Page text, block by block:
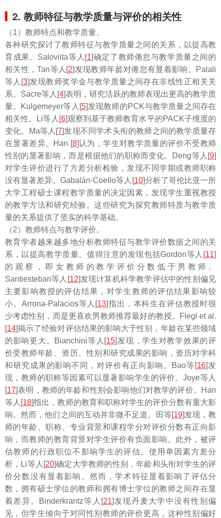
2. 教师特征与教学质量与评价的相关性
（1）教师特点和教学质量。
各种研究探讨了教师特征与教学质量之间的关系，以提高教
育成果。Saloviita等人[1]确定了教师倦怠与教学质量之间的
相关性，Tan等人[2]发现教师年龄对倦怠有显着影响。Palali
等人[3]发现教师奖学金与教学质量之间存在非线性正相关关
系。Sacre等人[4]表明，研究活跃的教师表现出更高的教学质
量。Kulgemeyer等人[5]发现教师的PCK与教学质量之间存在
相关性。Li等人[6]观察到基于教师教育水平的PACK子维度的
变化。Ma等人[7]发现不同学术头衔的教师之间的教学质量存
在显著差异。Han [8]认为，学生对教学质量的评价不受教师
性别的显著影响，而是根据他们的职称而变化。Deng等人[9]
对学生评价进行了方差分析检验，发现不同学期或教师职称
没有显著差异。Gabalán-Coello等人[10]分析了哥伦比亚一所
大学工程硕士课程教学质量的决定因素，发现学生重视教授
的教学方法和研究经验。这些研究为探究教师特质与教学质
量的关系提供了坚实的科学基础。
（2）教师特点与教学评价。
教育学者越来越多地分析教师特征与教学评价数据之间的关
系，以提高教学质量。值得注意的发现包括Gordon等人[11]
的观察，即女教师的教学评价分数低于男教师。
Santiesteban等人[12]发现计算机科学教学评估中的性别偏见
主要影响教授的评估结果，对学生教师的评估结果影响较
小。Arrona-Palacios等人[13]指出，本科生在评估教授时很
少考虑性别，而是更喜欢男教师推荐最好的教授。Flegl et al.
[14]揭示了经验对评估结果的影响大于性别，年龄在某些领域
的影响更大。Bianchini等人[15]发现，学生对教学效果的评
价受教师年龄、资历、性别和研究成果的影响，资历对学科
和研究成果的影响不同，对评价有正向影响。Bao等[16]发
现，教师的职称等因素可以显著影响学生的评价。Joye等人
[17]表明，教师的年龄和性别会影响他们对教学的评价。Han
等人[18]指出，教师的教育和职称对学生的评价分数有重大影
响。然而，他们之间的互动并非微不足道。田等[19]发现，教
师的年龄、职称、专业背景和课程学分对评价分数有正向影
响，而教师的教育背景对学生评价有负面影响。此外，被评
估教师的行政职位不影响学生的评估。使用单因素方差分
析，Li等人[20]确定大学教师的性别，年龄和头衔对学生的评
价分数没有显着影响。然而，学术特征显着影响了评估分
数，拥有硕士学位的教师和拥有博士学位的教师之间存在显
着差异。Binderkrantz等人[21]发现丹麦大学中没有性别偏
见，但学生倾向于对同性别教师的评价更高，这种性别偏好